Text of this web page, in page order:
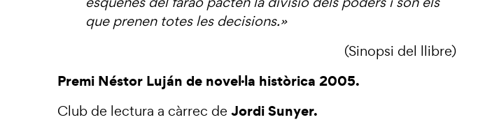
que prenen totes les decisions.»
(Sinopsi del llibre)
Premi Néstor Luján de novel·la històrica 2005.
Club de lectura a càrrec de Jordi Sunyer.